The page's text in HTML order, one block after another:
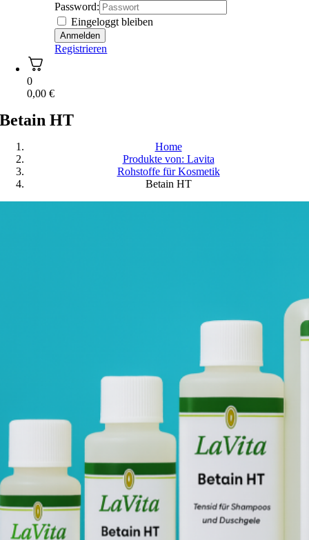
Password:
Eingeloggt bleiben
Registrieren
0
0,00€
Betain HT
Home
Produkte von: Lavita
Rohstoffe für Kosmetik
Betain HT